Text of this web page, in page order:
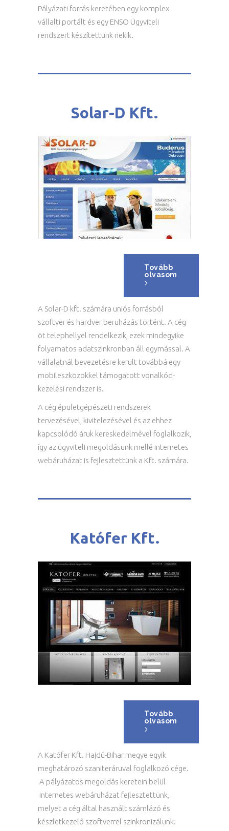
Pályázati forrás keretében egy komplex
vállalti portált és egy ENSO Ügyviteli
rendszert készítettünk nekik.
Solar-D Kft.
Tovább
olvasom
A Solar-D kft. számára uniós forrásból
szoftver és hardver beruházás történt. A cég
öt telephellyel rendelkezik, ezek mindegyike
folyamatos adatszinkronban áll egymással. A
vállalatnál bevezetésre került továbbá egy
mobileszközökkel támogatott vonalkód-
kezelési rendszer is.
A cég épületgépészeti rendszerek
tervezésével, kivitelezésével és az ehhez
kapcsolódó áruk kereskedelmével foglalkozik,
így az ügyviteli megoldásunk mellé internetes
webáruházat is fejlesztettünk a Kft. számára.
Katófer Kft.
Tovább
olvasom
A Katófer Kft. Hajdú-Bihar megye egyik
meghatározó szaniteráruval foglalkozó cége.
A pályázatos megoldás keretein belül
internetes webáruházat fejlesztettünk,
melyet a cég által használt számlázó és
készletkezelő szoftverrel szinkronizálunk.